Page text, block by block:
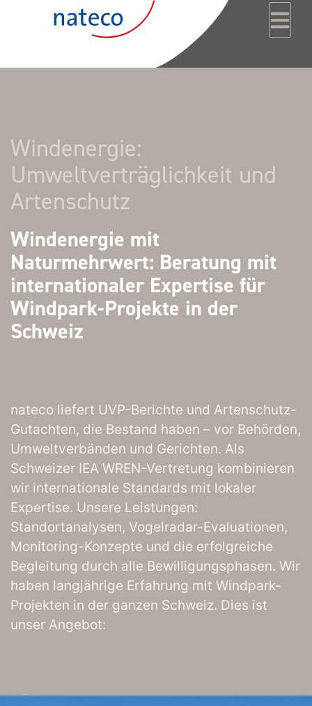
Zum Inhalt springen
Windenergie:
Umweltverträglichkeit und
Artenschutz
Windenergie mit
Naturmehrwert: Beratung mit
internationaler Expertise für
Windpark-Projekte in der
Schweiz
nateco liefert UVP-Berichte und Artenschutz-
Gutachten, die Bestand haben – vor Behörden,
Umweltverbänden und Gerichten. Als
Schweizer IEA WREN-Vertretung kombinieren
wir internationale Standards mit lokaler
Expertise. Unsere Leistungen:
Standortanalysen, Vogelradar-Evaluationen,
Monitoring-Konzepte und die erfolgreiche
Begleitung durch alle Bewilligungsphasen. Wir
haben langjährige Erfahrung mit Windpark-
Projekten in der ganzen Schweiz. Dies ist
unser Angebot: